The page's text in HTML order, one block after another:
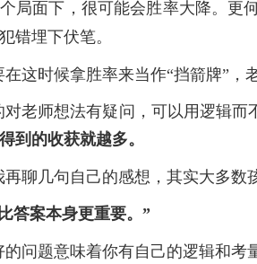
局面下，很可能会胜率大降。更
错埋下伏笔。
在这时候拿胜率来当作“挡箭牌”，
对老师想法有疑问，可以用逻辑
到的收获就越多。
再聊几句自己的感想，其实大多数
答案本身更重要。”
的问题意味着你有自己的逻辑和考